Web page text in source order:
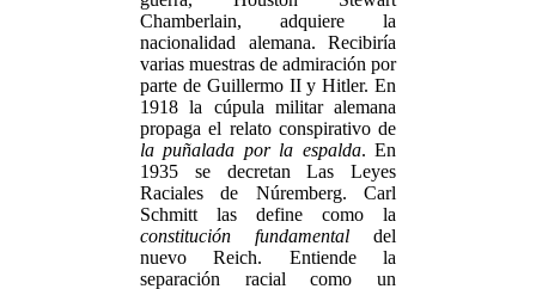
Chamberlain, adquiere la
nacionalidad alemana. Recibiría
varias muestras de admiración por
parte de Guillermo II y Hitler. En
1918 la cúpula militar alemana
propaga el relato conspirativo de
la puñalada por la espalda. En
1935 se decretan Las Leyes
Raciales de Núremberg. Carl
Schmitt las define como la
constitución fundamental del
nuevo Reich. Entiende la
separación racial como un